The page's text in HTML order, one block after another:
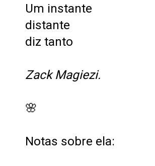
Um instante
distante
diz tanto
Zack Magiezi.
🌸
Notas sobre ela: